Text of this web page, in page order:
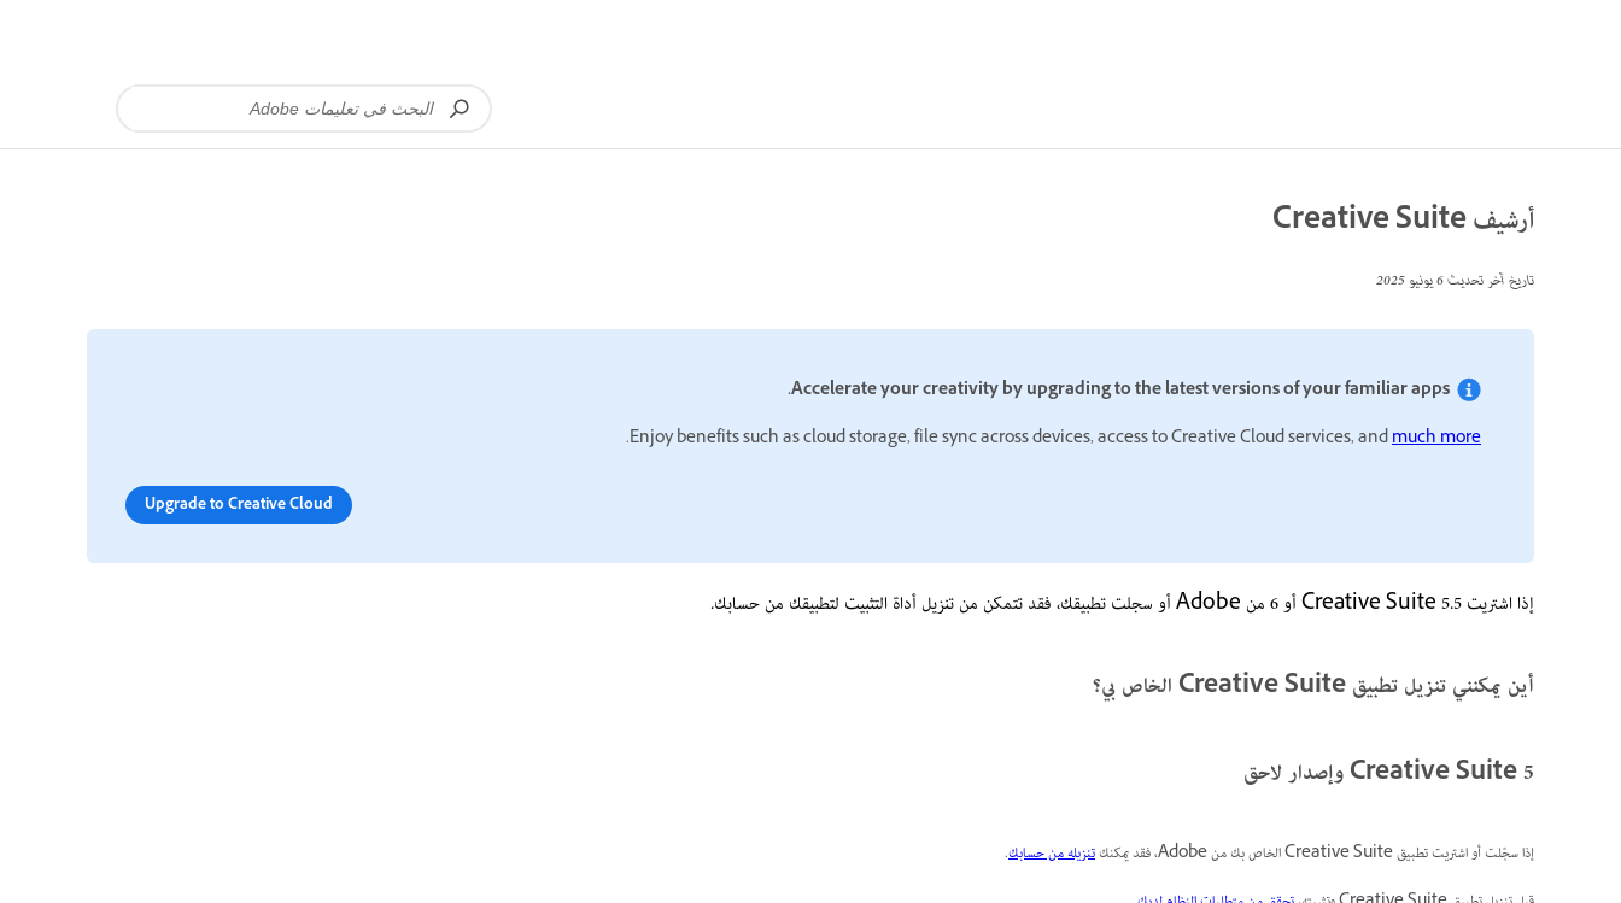
أرشيف Creative Suite
تاريخ آخر تحديث6 يونيو 2025
Enjoy benefits such as cloud storage, file sync across devices, access to Creative Cloud services, andmuch more
.
Upgrade to Creative Cloud
إذا اشتريت Creative Suite 5.5 أو 6 من Adobe أو سجلت تطبيقك، فقد تتمكن من تنزيل أداة التثبيت لتطبيقك من حسابك.
أين يمكنني تنزيل تطبيق Creative Suite الخاص بي؟
Creative Suite 5 وإصدار لاحق
إذا سجّلت أو اشتريت تطبيق Creative Suite الخاص بك من Adobe، فقد يمكنك تنزيله من حسابك.